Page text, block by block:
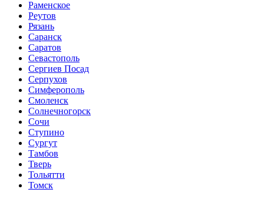
Раменское
Реутов
Рязань
Саранск
Саратов
Севастополь
Сергиев Посад
Серпухов
Симферополь
Смоленск
Солнечногорск
Сочи
Ступино
Сургут
Тамбов
Тверь
Тольятти
Томск